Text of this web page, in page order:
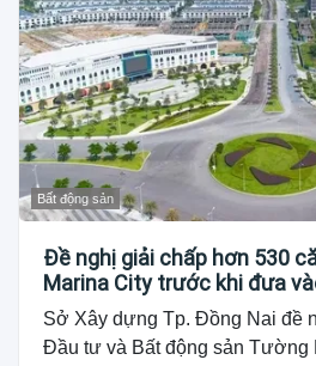
Bất động sản
Đề nghị giải chấp hơn 530
Marina City trước khi đưa
Sở Xây dựng Tp. Đồng Nai đề
Đầu tư và Bất động sản Tường